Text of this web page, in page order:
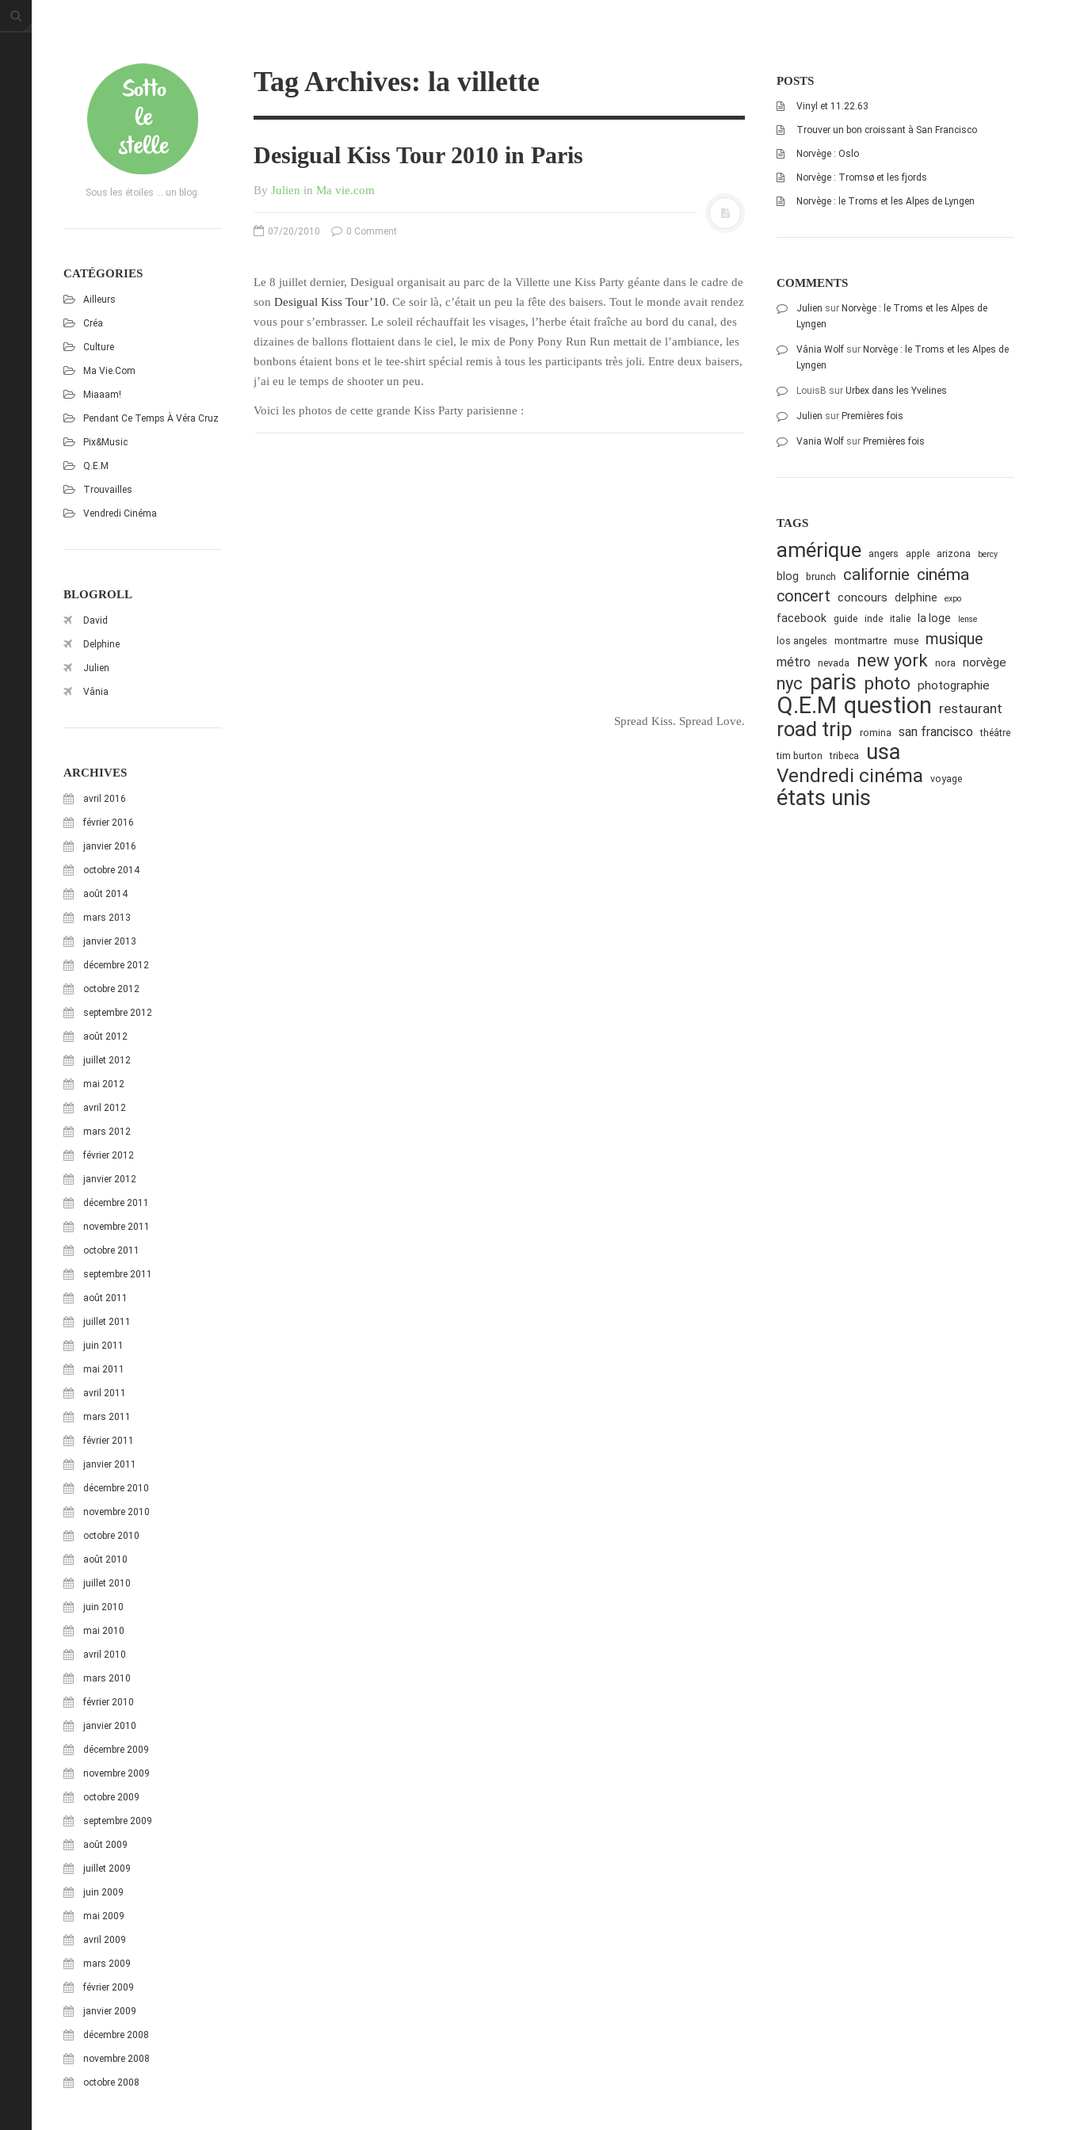
Sous les étoiles ... un blog.
CATÉGORIES
Ailleurs
Créa
Culture
Ma Vie.com
Miaaam!
Pendant Ce Temps À Véra Cruz
Pix&Music
Q.E.M
Trouvailles
Vendredi Cinéma
BLOGROLL
David
Delphine
Julien
Vânia
ARCHIVES
avril 2016
février 2016
janvier 2016
octobre 2014
août 2014
mars 2013
janvier 2013
décembre 2012
octobre 2012
septembre 2012
août 2012
juillet 2012
mai 2012
avril 2012
mars 2012
février 2012
janvier 2012
décembre 2011
novembre 2011
octobre 2011
septembre 2011
août 2011
juillet 2011
juin 2011
mai 2011
avril 2011
mars 2011
février 2011
janvier 2011
décembre 2010
novembre 2010
octobre 2010
août 2010
juillet 2010
juin 2010
mai 2010
avril 2010
mars 2010
février 2010
janvier 2010
décembre 2009
novembre 2009
octobre 2009
septembre 2009
août 2009
juillet 2009
juin 2009
mai 2009
avril 2009
mars 2009
février 2009
janvier 2009
décembre 2008
novembre 2008
octobre 2008
Tag Archives: la villette
Desigual Kiss Tour 2010 in Paris
By Julien in Ma vie.com
07/20/2010 0 Comment
Le 8 juillet dernier, Desigual organisait au parc de la Villette une Kiss Party géante dans le cadre de
son Desigual Kiss Tour’10. Ce soir là, c’était un peu la fête des baisers. Tout le monde avait rendez
vous pour s’embrasser. Le soleil réchauffait les visages, l’herbe était fraîche au bord du canal, des
dizaines de ballons flottaient dans le ciel, le mix de Pony Pony Run Run mettait de l’ambiance, les
bonbons étaient bons et le tee-shirt spécial remis à tous les participants très joli. Entre deux baisers,
j’ai eu le temps de shooter un peu.
Voici les photos de cette grande Kiss Party parisienne :
Spread Kiss. Spread Love.
POSTS
Vinyl et 11.22.63
Trouver un bon croissant à San Francisco
Norvège : Oslo
Norvège : Tromsø et les fjords
Norvège : le Troms et les Alpes de Lyngen
COMMENTS
Julien sur Norvège : le Troms et les Alpes de
Lyngen
Vânia Wolf sur Norvège : le Troms et les Alpes de
Lyngen
LouisB sur Urbex dans les Yvelines
Julien sur Premières fois
Vania Wolf sur Premières fois
TAGS
amérique angers apple arizona bercy
blog brunch californie cinéma
concert concours delphine expo
facebook guide inde italie la loge lense
los angeles montmartre muse musique
métro nevada new york nora norvège
nyc paris photo photographie
Q.E.M question restaurant
road trip romina san francisco théâtre
tim burton
tribeca usa
Vendredi cinéma voyage
états unis